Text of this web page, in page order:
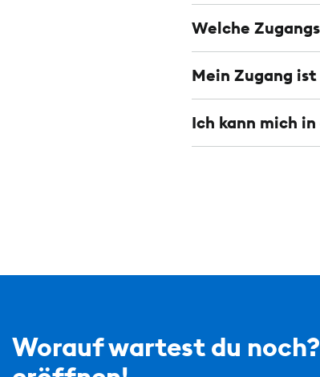
Welche
Mein Zugang
Ich kann mich
Worauf wartest du